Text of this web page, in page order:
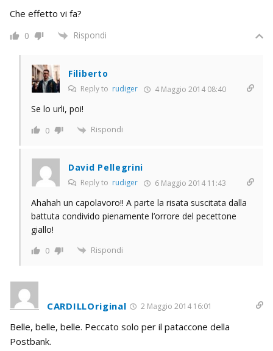
Che effetto vi fa?
0 Rispondi
Filiberto
Reply to rudiger 4 Maggio 2014 08:40
Se lo urli, poi!
0 Rispondi
David Pellegrini
Reply to rudiger 6 Maggio 2014 11:43
Ahahah un capolavoro!! A parte la risata suscitata dalla
battuta condivido pienamente l’orrore del pecettone
giallo!
0 Rispondi
CARDILLOriginal 2 Maggio 2014 16:01
Belle, belle, belle. Peccato solo per il pataccone della
Postbank.